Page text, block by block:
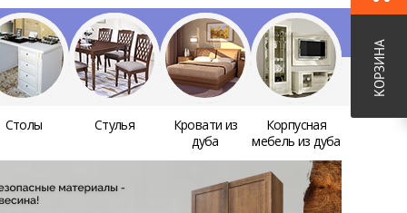
Столы Стулья
Кровати из
дуба
Корпусная
мебель из дуба
КОРЗИНА